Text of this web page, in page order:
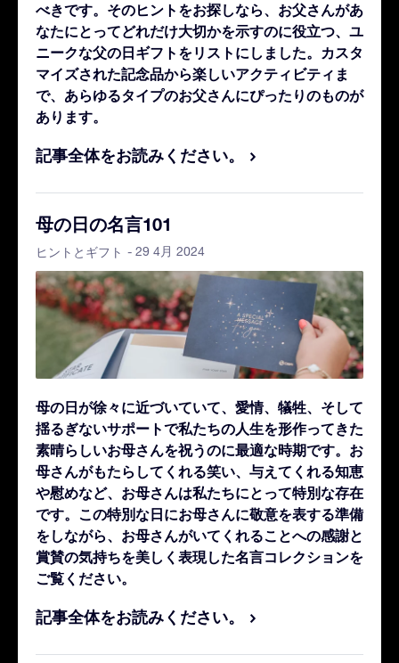
べきです。そのヒントをお探しなら、お父さんがあ
なたにとってどれだけ大切かを示すのに役立つ、ユ
ニークな父の日ギフトをリストにしました。カスタ
マイズされた記念品から楽しいアクティビティま
で、あらゆるタイプのお父さんにぴったりのものが
あります。
記事全体をお読みください。
母の日の名言101
ヒントとギフト - 29 4月 2024
母の日が徐々に近づいていて、愛情、犠牲、そして
揺るぎないサポートで私たちの人生を形作ってきた
素晴らしいお母さんを祝うのに最適な時期です。お
母さんがもたらしてくれる笑い、与えてくれる知恵
や慰めなど、お母さんは私たちにとって特別な存在
です。 この特別な日にお母さんに敬意を表する準備
をしながら、お母さんがいてくれることへの感謝と
賞賛の気持ちを美しく表現した名言コレクションを
ご覧ください。
記事全体をお読みください。